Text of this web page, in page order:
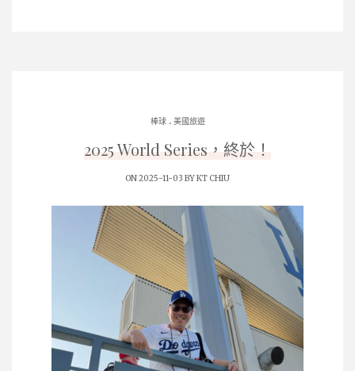
棒球. 美國旅遊
2025 World Series，終於！
ON 2025-11-03 BYKT CHIU